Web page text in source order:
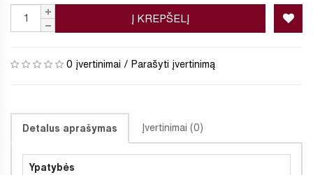
Į KREPŠELĮ
0 įvertinimai / Parašyti įvertinimą
Detalus aprašymas Įvertinimai (0)
Ypatybės